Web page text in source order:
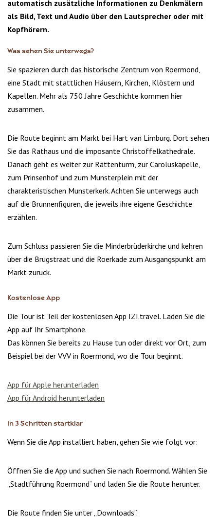
automatisch zusätzliche Informationen zu Denkmälern
als Bild, Text und Audio über den Lautsprecher oder mit
Kopfhörern.
Was sehen Sie unterwegs?
Sie spazieren durch das historische Zentrum von Roermond,
eine Stadt mit stattlichen Häusern, Kirchen, Klöstern und
Kapellen. Mehr als 750 Jahre Geschichte kommen hier
zusammen.
Die Route beginnt am Markt bei Hart van Limburg. Dort sehen
Sie das Rathaus und die imposante Christoffelkathedrale.
Danach geht es weiter zur Rattenturm, zur Caroluskapelle,
zum Prinsenhof und zum Munsterplein mit der
charakteristischen Munsterkerk. Achten Sie unterwegs auch
auf die Brunnenfiguren, die jeweils ihre eigene Geschichte
erzählen.
Zum Schluss passieren Sie die Minderbrüderkirche und kehren
über die Brugstraat und die Roerkade zum Ausgangspunkt am
Markt zurück.
Kostenlose App
Die Tour ist Teil der kostenlosen App IZI.travel. Laden Sie die
App auf Ihr Smartphone.
Das können Sie bereits zu Hause tun oder direkt vor Ort, zum
Beispiel bei der VVV in Roermond, wo die Tour beginnt.
App für Apple herunterladen
App für Android herunterladen
In 3 Schritten startklar
Wenn Sie die App installiert haben, gehen Sie wie folgt vor:
Öffnen Sie die App und suchen Sie nach Roermond. Wählen Sie
„Stadtführung Roermond“ und laden Sie die Route herunter.
Die Route finden Sie unter „Downloads“.